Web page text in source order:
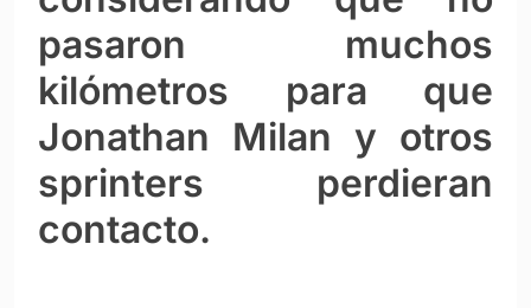
pasaron muchos
kilómetros para que
Jonathan Milan y otros
sprinters perdieran
contacto.